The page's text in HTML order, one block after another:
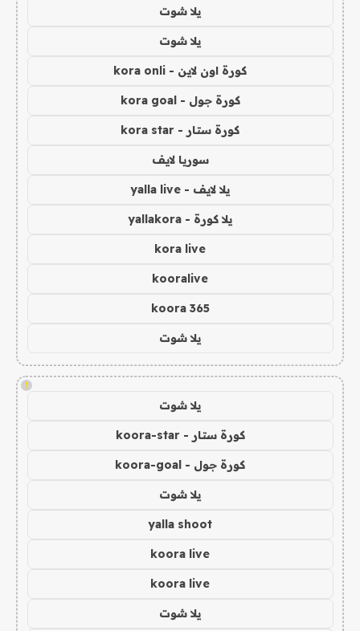
يلا شوت
يلا شوت
كورة اون لاين - kora onli
كورة جول - kora goal
كورة ستار - kora star
سوريا لايف
يلا لايف - yalla live
يلا كورة - yallakora
kora live
kooralive
koora 365
يلا شوت
!
يلا شوت
كورة ستار - koora-star
كورة جول - koora-goal
يلا شوت
yalla shoot
koora live
koora live
يلا شوت